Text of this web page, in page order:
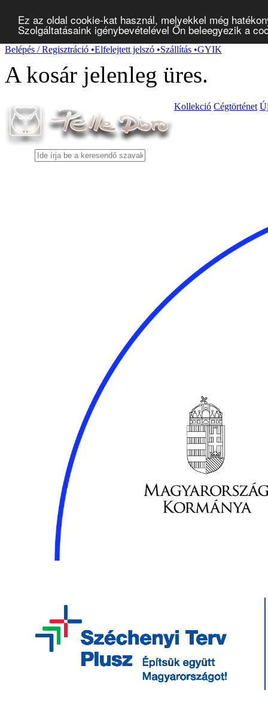
Ez az oldal cookie-kat használ, melyekkel még
Szolgáltatásaink igénybevételével Ön beleegyezik a
Belépés / Regisztráció •Elfelejtett jelszó •Szállítás •GYIK
A kosár jelenleg üres.
Kollekció Cégtörténet